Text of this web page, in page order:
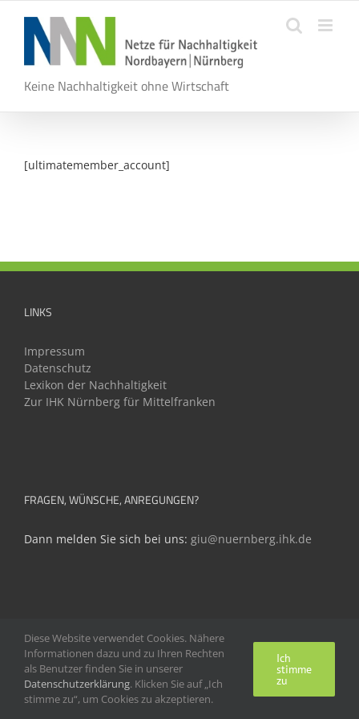
springen
Keine Nachhaltigkeit ohne Wirtschaft
[ultimatemember_account]
LINKS
Impressum
Datenschutz
Lexikon der Nachhaltigkeit
Zur IHK Nürnberg für Mittelfranken
FRAGEN, WÜNSCHE, ANREGUNGEN?
Dann melden Sie sich bei uns: giu@nuernberg.ihk.de
Diese Website verwendet Cookies. Nähere
Informationen dazu und zu Ihren Rechten
als Benutzer finden Sie in unserer
Datenschutzerklärung. Klicken Sie auf „Ich
stimme zu“, um Cookies zu akzeptieren.
Ich
stimme
zu